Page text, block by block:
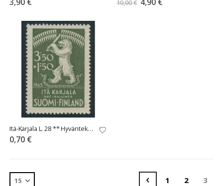
10,00 €
Itä-Karjala L. 28 ** Hyväntekeväisyysmerkki
0,70 €
SivuSivu
Edellinen
Sivu
1 Sivu
2 3